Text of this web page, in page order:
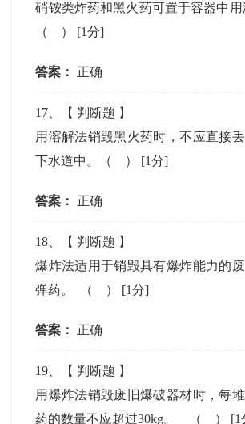
硝铵类炸药和黑火药可置于容器中用
（ ） [1分]
答案： 正确
17 、【 判断题 】
用溶解法销毁黑火药时，不应直接
下水道中。（ ） [1分]
答案： 正确
18 、【 判断题 】
爆炸法适用于销毁具有爆炸能力的
弹药。 （ ） [1分]
答案： 正确
19 、【 判断题 】
用爆炸法销毁废旧爆破器材时，每
药的数量不应超过30kg。 （ ） [1